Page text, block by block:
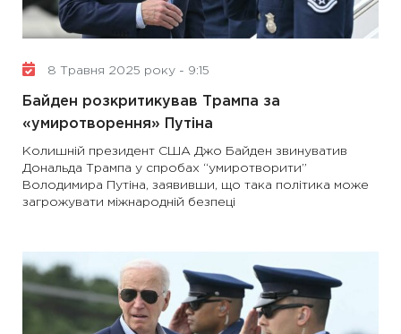
8 Травня 2025 року - 9:15
Байден розкритикував Трампа за
«умиротворення» Путіна
Колишній президент США Джо Байден звинуватив
Дональда Трампа у спробах “умиротворити”
Володимира Путіна, заявивши, що така політика може
загрожувати міжнародній безпеці